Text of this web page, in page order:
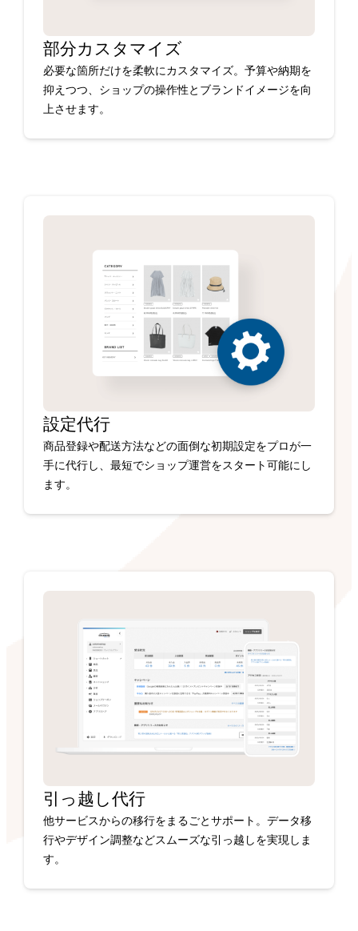
部分カスタマイズ
必要な箇所だけを柔軟にカスタマイズ。予算や納期を
抑えつつ、ショップの操作性とブランドイメージを向
上させます。
設定代行
商品登録や配送方法などの面倒な初期設定をプロが一
手に代行し、最短でショップ運営をスタート可能にし
ます。
引っ越し代行
他サービスからの移行をまるごとサポート。データ移
行やデザイン調整などスムーズな引っ越しを実現しま
す。